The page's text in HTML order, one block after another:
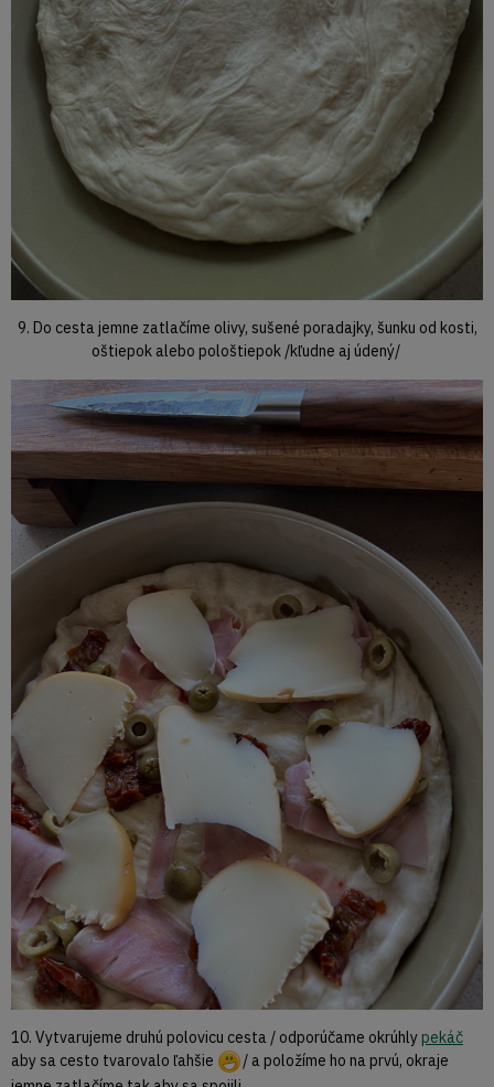
9. Do cesta jemne zatlačíme olivy, sušené poradajky, šunku od kosti,
oštiepok alebo pološtiepok /kľudne aj údený/
10. Vytvarujeme druhú polovicu cesta / odporúčame okrúhlypekáč
aby sa cesto tvarovalo ľahšie
/ a položíme ho na prvú, okraje